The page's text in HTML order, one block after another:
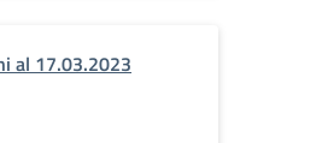
al 17.03.2023